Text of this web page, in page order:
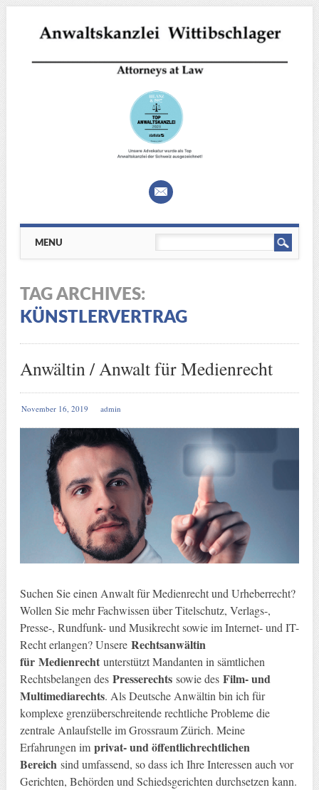
Main menu
MENU
TAG ARCHIVES:
KÜNSTLERVERTRAG
Anwältin / Anwalt für Medienrecht
November 16, 2019 admin
Suchen Sie einen Anwalt für Medienrecht und Urheberrecht?
Wollen Sie mehr Fachwissen über Titelschutz, Verlags-,
Presse-, Rundfunk- und Musikrecht sowie im Internet- und IT-
Recht erlangen? Unsere Rechtsanwältin
für Medienrechtunterstützt Mandanten in sämtlichen
Rechtsbelangen des Presserechtssowie des Film- und
Multimediarechts. Als Deutsche Anwältin bin ich für
komplexe grenzüberschreitende rechtliche Probleme die
zentrale Anlaufstelle im Grossraum Zürich. Meine
Erfahrungen im privat- und öffentlichrechtlichen
Bereichsind umfassend, so dass ich Ihre Interessen auch vor
Gerichten, Behörden und Schiedsgerichten durchsetzen kann.